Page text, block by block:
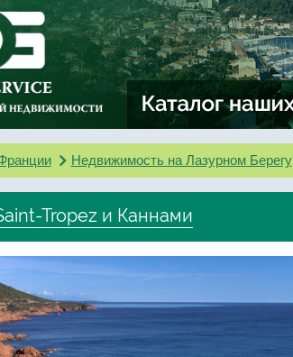
Недвижимость на Лазурном Берегу
Tropez и Каннами